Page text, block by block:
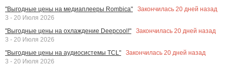
"Выгодные цены на медиаплееры Rombica"
Закончилась 20 дней назад
3 - 20 Июля 2026
"Выгодные цены на охлаждение Deepcool!"
Закончилась 20 дней назад
3 - 20 Июля 2026
"Выгодные цены на аудиосистемы TCL"
Закончилась 20 дней назад
3 - 20 Июля 2026